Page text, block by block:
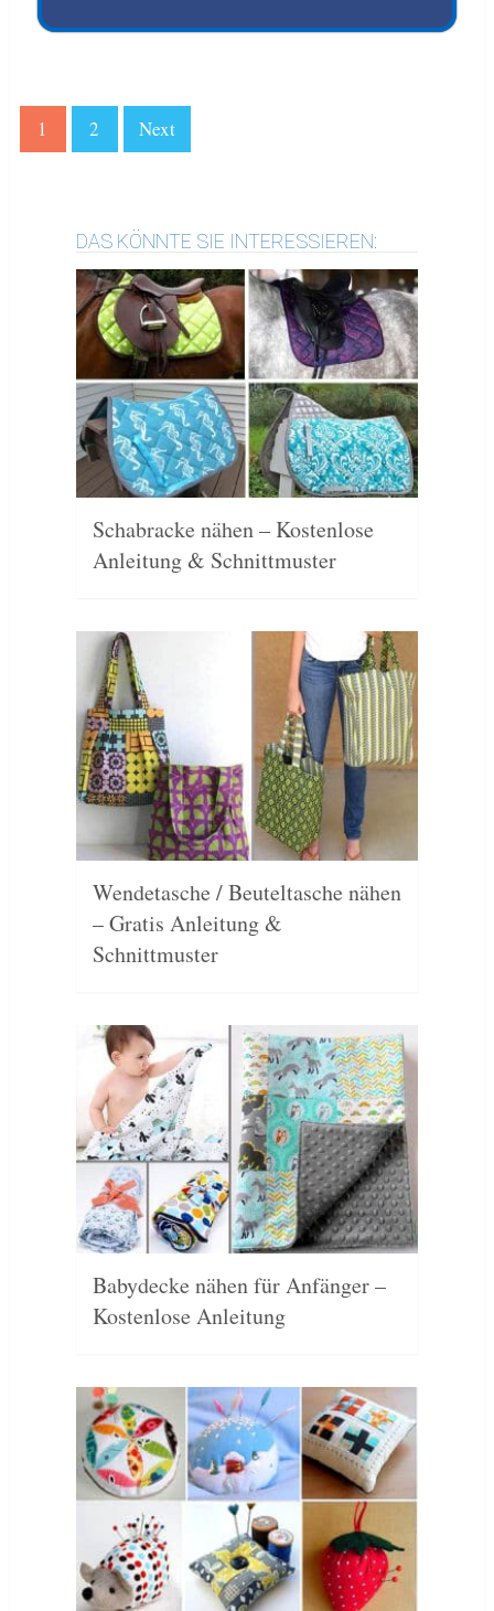
1 2 Next
DAS KÖNNTE SIE INTERESSIEREN:
Schabracke nähen – Kostenlose
Anleitung & Schnittmuster
Wendetasche / Beuteltasche nähen
– Gratis Anleitung &
Schnittmuster
Babydecke nähen für Anfänger –
Kostenlose Anleitung